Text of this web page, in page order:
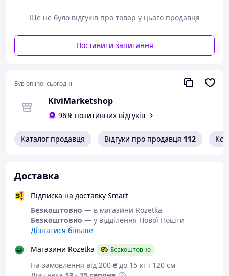
Термокухоль із неіржавкої сталі 1200 мл в авто чорний
Особливості
Цю пляшку з вакуумною ізоляцією можна мити в
посудомийній машині!
Безкольоване порошкове покриття не потіє!
Ці пляшки з водою з неіржавкої сталі зберігають
холодні напої крижаними, а гарячі напої гарячими
впродовж декількох годин!
Ще не було відгуків про товар у цього продавця
Поставити запитання
Був online:сьогодні
KiviMarketshop
96% позитивних відгуків
Каталог продавця Відгуки про продавця 112
Доставка
Підписка на доставку Smart
Безкоштовно — в магазини Rozetka
Безкоштовно — у відділення Нової Пошти
Дізнатися більше
Магазини Rozetka
Безкоштовно
На замовлення від 200 ₴ до 15 кг і 120 см